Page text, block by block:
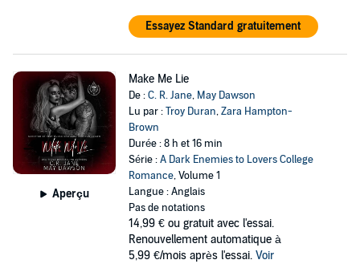
Essayez Standard gratuitement
Aperçu
Make Me Lie
De :C. R. Jane, May Dawson
Lu par :Troy Duran,Zara Hampton-
Brown
Durée : 8 h et 16 min
Série :A Dark Enemies to Lovers College
Romance, Volume 1
Langue : Anglais
Pas de notations
14,99 € ou gratuit avec l'essai.
Renouvellement automatique à
5,99 €/mois après l'essai. Voir